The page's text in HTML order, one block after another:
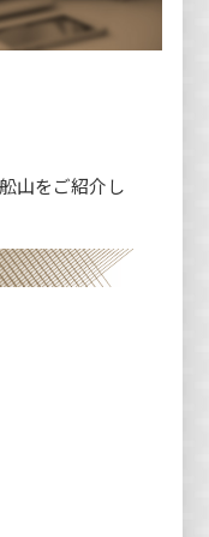
山をご紹介し